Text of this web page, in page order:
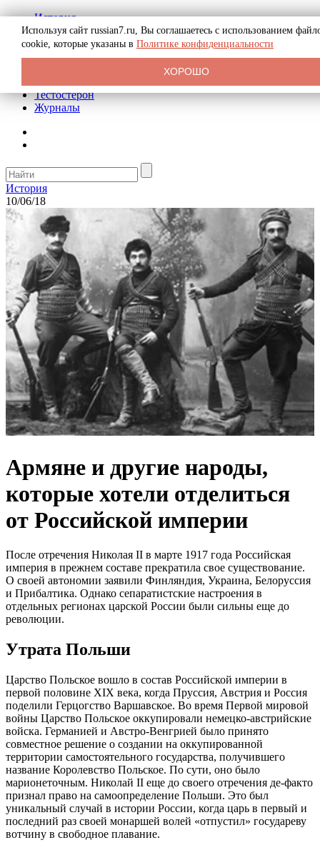
История
Биография
Криминал
Реклама на сайте
Тестостерон
Журналы
История
10/06/18
Армяне и другие народы,
которые хотели отделиться
от Российской империи
После отречения Николая II в марте 1917 года Российская
империя в прежнем составе прекратила свое существование.
О своей автономии заявили Финляндия, Украина, Белоруссия
и Прибалтика. Однако сепаратистские настроения в
отдельных регионах царской России были сильны еще до
революции.
Утрата Польши
Царство Польское вошло в состав Российской империи в
первой половине XIX века, когда Пруссия, Австрия и Россия
поделили Герцогство Варшавское. Во время Первой мировой
войны Царство Польское оккупировали немецко-австрийские
войска. Германией и Австро-Венгрией было принято
совместное решение о создании на оккупированной
территории самостоятельного государства, получившего
название Королевство Польское. По сути, оно было
марионеточным. Николай II еще до своего отречения де-факто
признал право на самоопределение Польши. Это был
уникальный случай в истории России, когда царь в первый и
последний раз своей монаршей волей «отпустил» государеву
вотчину в свободное плавание.
Используя сайт russian7.ru, Вы соглашаетесь с использованием
cookie, которые указаны в Политике конфиденциальности
ХОРОШО